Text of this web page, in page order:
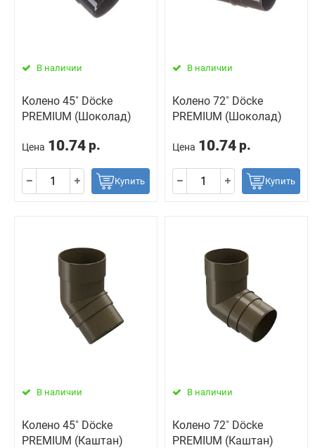
В наличии
Колено 45˚ Döcke
PREMIUM (Шоколад)
Цена 10.74 р.
Купить
В наличии
Колено 72˚ Döcke
PREMIUM (Шоколад)
Цена 10.74 р.
Купить
В наличии
Колено 45˚ Döcke
PREMIUM (Каштан)
В наличии
Колено 72˚ Döcke
PREMIUM (Каштан)